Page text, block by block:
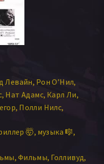
Левайн Рон О’Нил
Нат Адамс Карл Ли
Полли Нилс
Al Kiggins
Чэмберс
🤯 музыка 🎼
Фильмы Голливуд